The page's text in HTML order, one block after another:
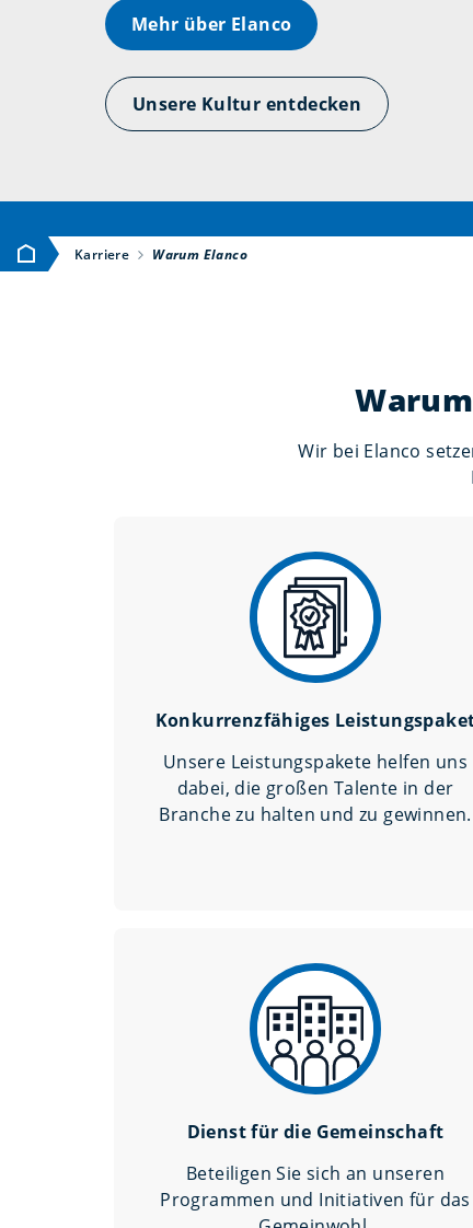
Mehr über Elanco
Unsere Kultur entdecken
Home
Karriere Warum Elanco
Wir bei Elanco
Konkurrenzfähiges
Unsere Leistungspakete helfen uns
dabei, die großen Talente in der
Branche zu halten und zu gewinnen.
Dienst für die Gemeinschaft
Beteiligen Sie sich an unseren
Programmen und Initiativen für das